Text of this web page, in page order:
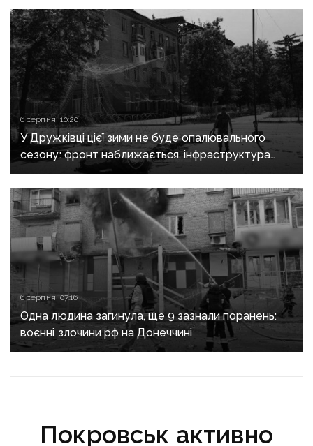
6 серпня, 10:20
У Дружківці цієї зими не буде опалювального
сезону: фронт наближається, інфраструктура
критично зруйнована
6 серпня, 07:16
Одна людина загинула, ще 9 зазнали поранень:
воєнні злочини рф на Донеччині
Покровськ активно